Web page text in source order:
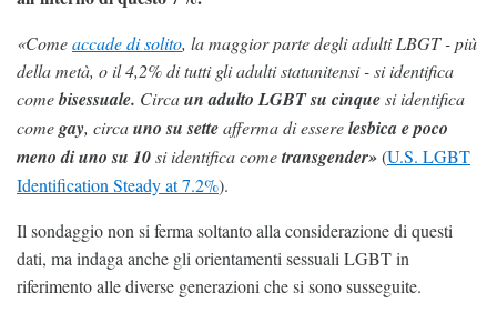
«Comeaccade di solito, la maggior parte degli adulti LBGT - più
della metà, o il 4,2% di tutti gli adulti statunitensi - si identifica
comebisessuale. Circaun adulto LGBT su cinquesi identifica
comegay, circauno su setteafferma di esserelesbicae poco
meno di uno su 10si identifica cometransgender»(U.S. LGBT
Identification Steady at 7.2%).
Il sondaggio non si ferma soltanto alla considerazione di questi
dati, ma indaga anche gli orientamenti sessuali LGBT in
riferimento alle diverse generazioni che si sono susseguite.